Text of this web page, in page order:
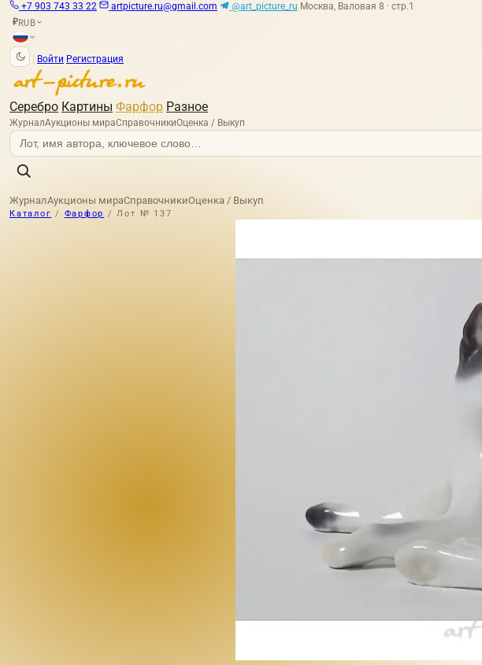
+7 903 743 33 22 artpicture.ru@gmail.com @art_picture_ru Москва, Валовая 8 · стр.1
₽RUB
Войти Регистрация
Серебро Картины Фарфор Разное
ЖурналАукционы мираСправочникиОценка / Выкуп
ЖурналАукционы мираСправочникиОценка / Выкуп
Каталог / Фарфор / Лот № 137